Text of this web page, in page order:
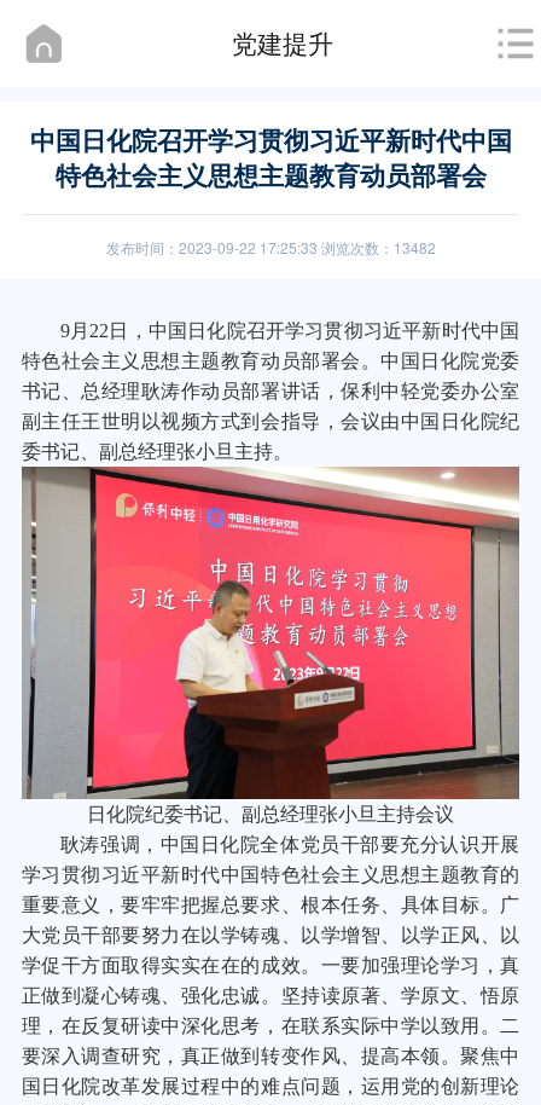
党建提升
中国日化院召开学习贯彻习近平新时代中国
特色社会主义思想主题教育动员部署会
发布时间：2023-09-22 17:25:33 浏览次数：13482
9月22日，中国日化院召开学习贯彻习近平新时代中国
特色社会主义思想主题教育动员部署会。中国日化院党委
书记、总经理耿涛作动员部署讲话，保利中轻党委办公室
副主任王世明以视频方式到会指导，会议由中国日化院纪
委书记、副总经理张小旦主持。
日化院纪委书记、副总经理张小旦主持会议
耿涛强调，中国日化院全体党员干部要充分认识开展
学习贯彻习近平新时代中国特色社会主义思想主题教育的
重要意义，要牢牢把握总要求、根本任务、具体目标。广
大党员干部要努力在以学铸魂、以学增智、以学正风、以
学促干方面取得实实在在的成效。一要加强理论学习，真
正做到凝心铸魂、强化忠诚。坚持读原著、学原文、悟原
理，在反复研读中深化思考，在联系实际中学以致用。二
要深入调查研究，真正做到转变作风、提高本领。聚焦中
国日化院改革发展过程中的难点问题，运用党的创新理论